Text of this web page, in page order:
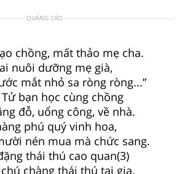
QUẢNG CÁO
chồng, mất thảo mẹ cha.
nuôi dưỡng mẹ già,
mắt nhỏ sa ròng ròng...”
bạn học cùng chồng
đỗ, uổng công, về nhà.
phú quý vinh hoa,
nén mua mà chức sang.
thái thú cao quan(3)
chàng thái thú tại gia.